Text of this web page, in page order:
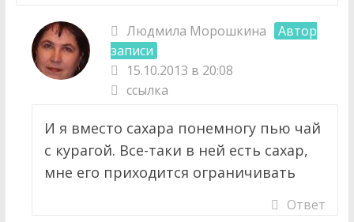
Людмила Морошкина
Автор
записи
15.10.2013 в 20:08
ссылка
И я вместо сахара понемногу пью чай
с курагой. Все-таки в ней есть сахар,
мне его приходится ограничивать
Ответ